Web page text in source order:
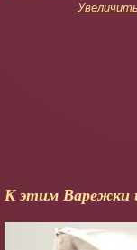
Увеличить
К этим Варежки